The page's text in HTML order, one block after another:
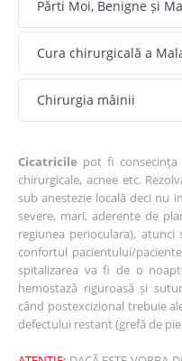
Părti Moi, Benigne și
Cura chirurgicală a
Chirurgia mâinii
Cicatricile pot fi
chirurgicale, acnee etc.
sub anestezie locală deci nu
severe, mari, aderente de
regiunea perioculara),
confortul pacientului/
spitalizarea va fi de o
hemostază riguroasă și
când postexcizional trebuie
defectului restant (grefă de